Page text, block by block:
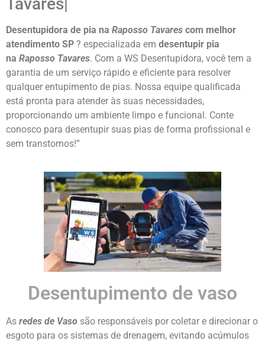
Tavares|
Desentupidora de pia na Raposso Tavares com melhor
atendimento SP ? especializada em desentupir pia
na Raposso Tavares. Com a WS Desentupidora, você tem a
garantia de um serviço rápido e eficiente para resolver
qualquer entupimento de pias. Nossa equipe qualificada
está pronta para atender às suas necessidades,
proporcionando um ambiente limpo e funcional. Conte
conosco para desentupir suas pias de forma profissional e
sem transtornos!”
Desentupimento de vaso
As redes de Vaso são responsáveis por coletar e direcionar o
esgoto para os sistemas de drenagem, evitando acúmulos